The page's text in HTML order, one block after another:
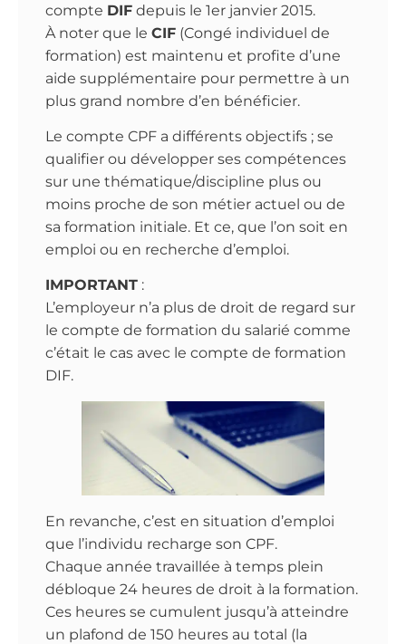
compte DIF depuis le 1er janvier 2015.
À noter que le CIF (Congé individuel de
formation) est maintenu et profite d’une
aide supplémentaire pour permettre à un
plus grand nombre d’en bénéficier.
Le compte CPF a différents objectifs ; se
qualifier ou développer ses compétences
sur une thématique/discipline plus ou
moins proche de son métier actuel ou de
sa formation initiale. Et ce, que l’on soit en
emploi ou en recherche d’emploi.
IMPORTANT :
L’employeur n’a plus de droit de regard sur
le compte de formation du salarié comme
c’était le cas avec le compte de formation
DIF.
En revanche, c’est en situation d’emploi
que l’individu recharge son CPF.
Chaque année travaillée à temps plein
débloque 24 heures de droit à la formation.
Ces heures se cumulent jusqu’à atteindre
un plafond de 150 heures au total (la